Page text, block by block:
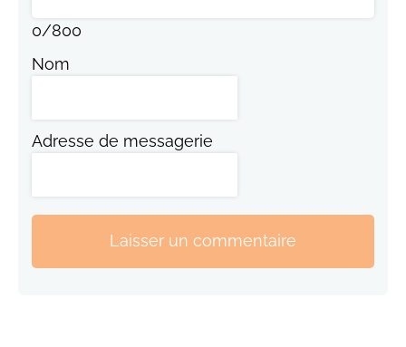
0/800
Nom
Adresse de messagerie
Laisser un commentaire